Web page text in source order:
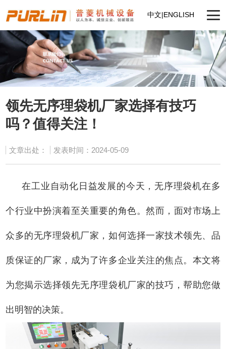
中文|ENGLISH
领先无序理袋机厂家选择有技巧
吗？值得关注！
文章出处： 发表时间：2024-05-09
在工业自动化日益发展的今天，无序理袋机在多
个行业中扮演着至关重要的角色。然而，面对市场上
众多的无序理袋机厂家，如何选择一家技术领先、品
质保证的厂家，成为了许多企业关注的焦点。本文将
为您揭示选择领先无序理袋机厂家的技巧，帮助您做
出明智的决策。